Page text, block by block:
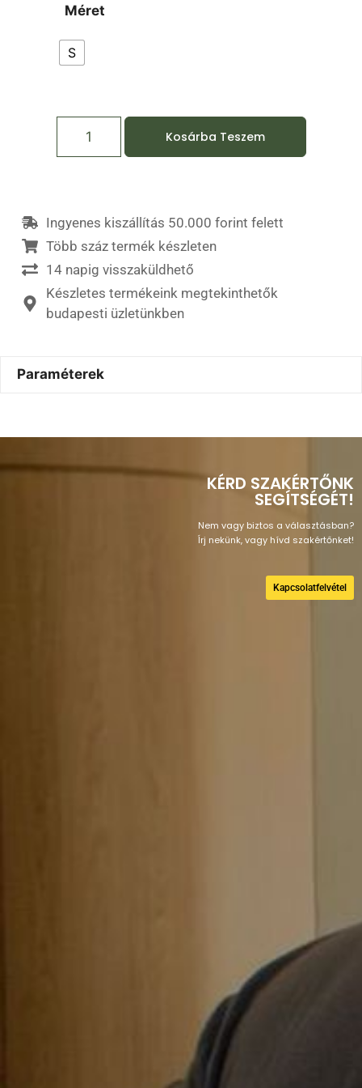
Méret
S
Kosárba Teszem
Ingyenes kiszállítás 50.000 forint felett
Több száz termék készleten
14 napig visszaküldhető
Készletes termékeink megtekinthetők
budapesti üzletünkben
Paraméterek
KÉRD SZAKÉRTŐNK
SEGÍTSÉGÉT!
Nem vagy biztos a választásban?
Írj nekünk, vagy hívd szakértőnket!
Kapcsolatfelvétel